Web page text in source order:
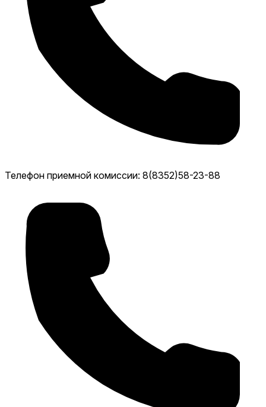
Телефон приемной комиссии: 8(8352)58-23-88